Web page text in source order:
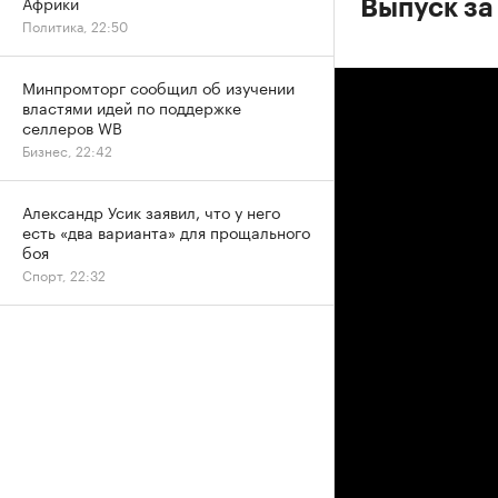
Выпуск
Политика, 22:50
Минпромторг сообщил об изучении
властями идей по поддержке
селлеров WB
Бизнес, 22:42
Александр Усик заявил, что у него
есть «два варианта» для прощального
боя
Спорт, 22:32